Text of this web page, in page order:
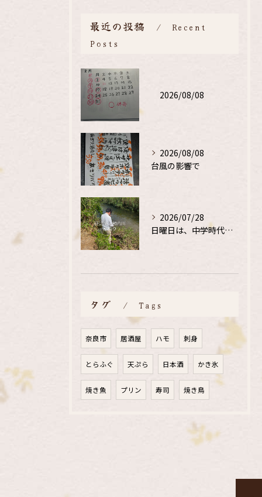
最近の投稿
Recent
Posts
2026/08/08
2026/08/08
台風の影響で
2026/07/28
日曜日は、中学時代の、同級生と鮎釣り
タグ Tags
奈良市 居酒屋 ハモ 刺身
とらふぐ 天ぷら 日本酒 かき氷
焼き魚 プリン 寿司 焼き鳥